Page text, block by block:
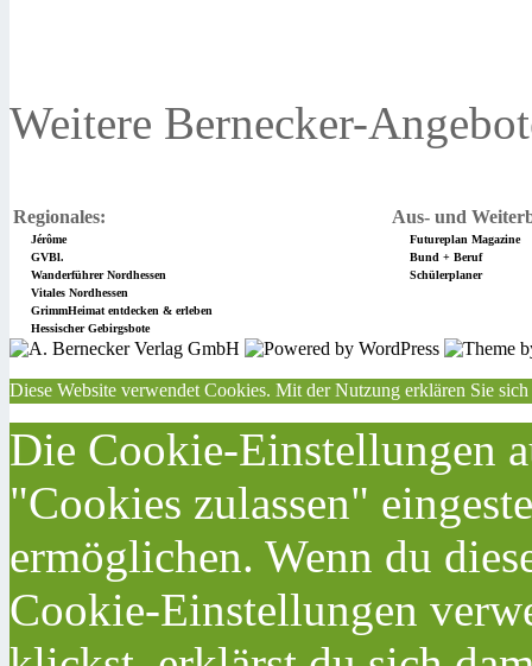
Weitere Bernecker-
Regionales: Aus- und
Jérôme
Futureplan Magazine
GVBl.
Bund + Beruf
Wanderführer Nordhessen
Schülerplaner
Vitales Nordhessen
GrimmHeimat entdecken & erleben
Hessischer Gebirgsbote
Diese Website verwendet Cookies. Mit der Nutzung erklären Sie
Die Cookie-Einstellungen
"Cookies zulassen"
ermöglichen. Wenn du
Cookie-Einstellungen